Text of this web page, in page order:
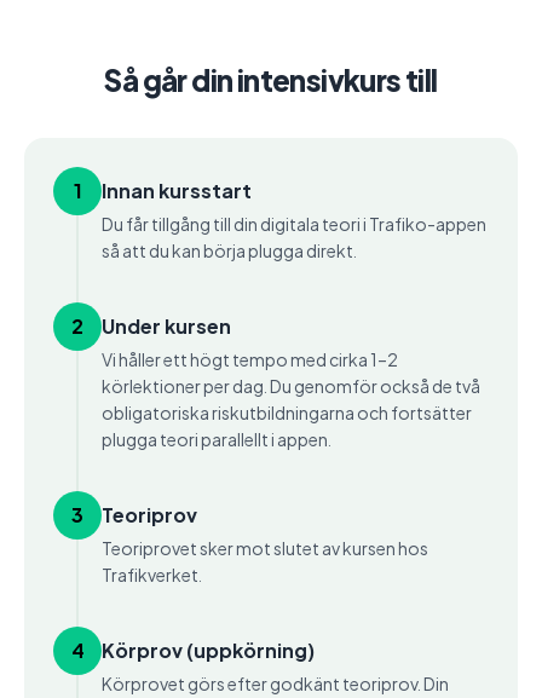
Så går din intensivkurs till
1 Innan kursstart
Du får tillgång till din digitala teori i Trafiko-appen
så att du kan börja plugga direkt.
2 Under kursen
Vi håller ett högt tempo med cirka 1–2
körlektioner per dag. Du genomför också de två
obligatoriska riskutbildningarna och fortsätter
plugga teori parallellt i appen.
3 Teoriprov
Teoriprovet sker mot slutet av kursen hos
Trafikverket.
4 Körprov (uppkörning)
Körprovet görs efter godkänt teoriprov. Din